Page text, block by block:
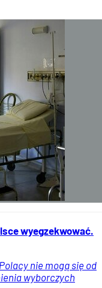
wyegzekwować.
nie mogą się od
wyborczych